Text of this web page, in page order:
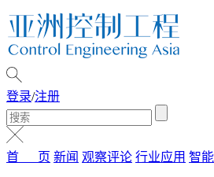
登录/注册
首 页 新闻 观察评论 行业应用 智